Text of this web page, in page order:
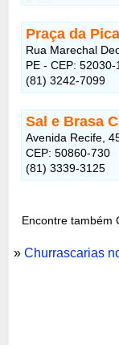
Praça da
Rua Marechal
PE - CEP: 52030-
(81) 3242-7099
Sal e Brasa
Avenida Recife,
CEP: 50860-730
(81) 3339-3125
Encontre também
»Churrascarias